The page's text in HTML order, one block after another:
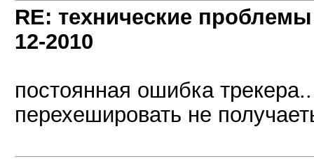
RE: технические
12-2010
постоянная ошибка
перехешировать не